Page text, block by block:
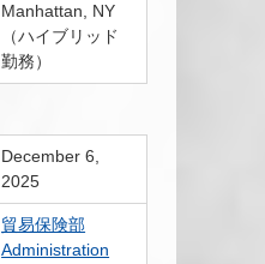
Manhattan, NY
（ハイブリッド
勤務）
December 6,
2025
貿易保険部
Administration